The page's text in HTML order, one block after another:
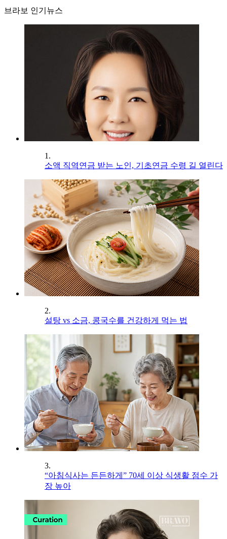
브라보 인기뉴스
1.
소액 직역연금 받는 노인, 기초연금 수령 길 열린다
2.
설탕 vs 소금, 콩국수를 건강하게 먹는 법
3.
“아침식사는 든든하게” 70세 이상 식생활 점수 가
장 높아